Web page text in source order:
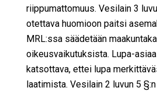
riippumattomuus. Vesilain 3
otettava huomioon paitsi
MRL:ssa säädetään
oikeusvaikutuksista. Lupa-
katsottava, ettei lupa
laatimista. Vesilain 2 luvun 5